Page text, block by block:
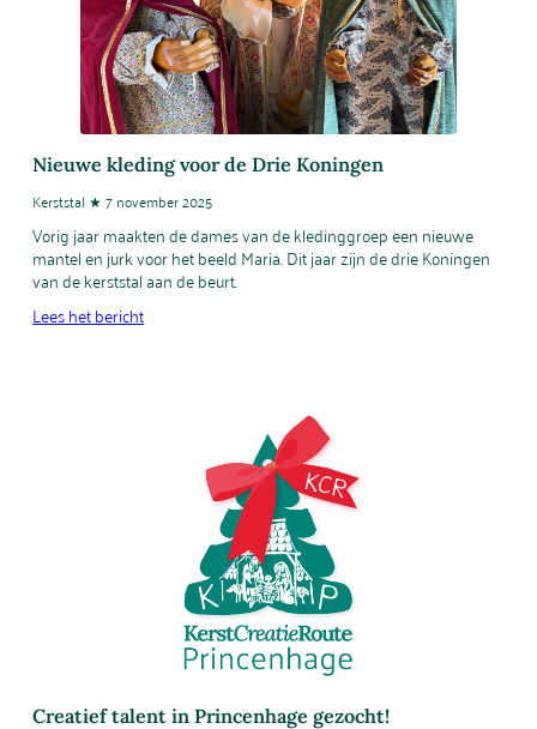
Nieuwe kleding voor de Drie Koningen
Kerststal ★ 7 november 2025
Vorig jaar maakten de dames van de kledinggroep een nieuwe
mantel en jurk voor het beeld Maria. Dit jaar zijn de drie Koningen
van de kerststal aan de beurt.
Lees het bericht
Creatief talent in Princenhage gezocht!